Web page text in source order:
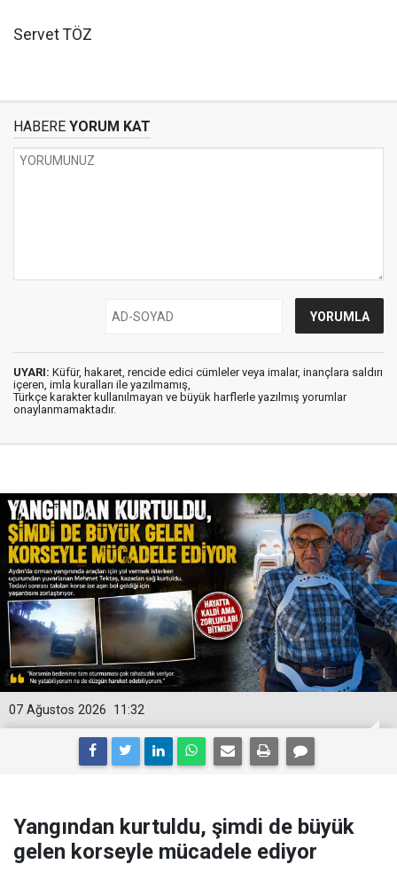
Servet TÖZ
HABERE YORUM KAT
UYARI: Küfür, hakaret, rencide edici cümleler veya imalar, inançlara saldırı
içeren, imla kuralları ile yazılmamış,
Türkçe karakter kullanılmayan ve büyük harflerle yazılmış yorumlar
onaylanmamaktadır.
11:32
07 Ağustos 2026
Yangından kurtuldu, şimdi de büyük
gelen korseyle mücadele ediyor